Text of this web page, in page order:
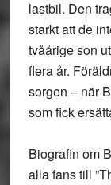
lastbil. Den
starkt att de
tvåårige son
flera år.
sorgen – när
som fick
Biografin om
alla fans till